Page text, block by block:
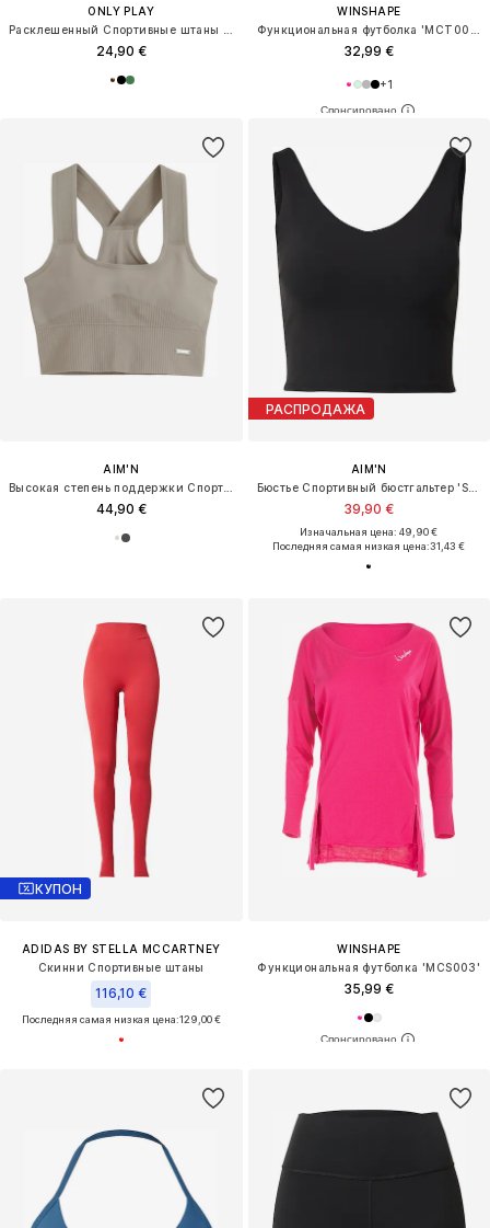
ONLY PLAY
24,90 €
WINSHAPE
32,99 €
+1
AIM'N
44,90 €
РАСПРОДАЖА
AIM'N
39,90 €
Изначальная цена: 49,90 €
Последняя самая низкая цена:31,43 €
КУПОН
ADIDAS BY STELLA MCCARTNEY
Скинни Спортивные штаны
116,10 €
Последняя самая низкая цена:129,00 €
WINSHAPE
Функциональная футболка 'MCS003'
35,99 €